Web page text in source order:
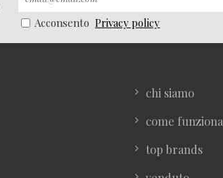
Acconsento Privacy policy
chi siamo
come funziona
top brands